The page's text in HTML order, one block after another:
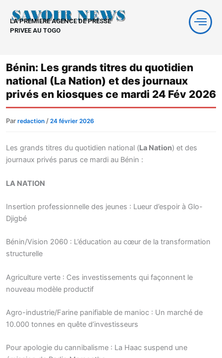
contenu
LA PREMIERE AGENCE DE PRESSE
PRIVEE AU TOGO
Bénin: Les grands titres du quotidien
national (La Nation) et des journaux
privés en kiosques ce mardi 24 Fév 2026
Par redaction / 24 février 2026
Les grands titres du quotidien national (La Nation) et des
journaux privés parus ce mardi au Bénin :
LA NATION
Insertion professionnelle des jeunes : Lueur d’espoir à Glo-
Djigbé
Bénin/Vision 2060 : L’éducation au cœur de la transformation
structurelle
Agriculture verte : Ces investissements qui façonnent le
nouveau modèle productif
Agro-industrie/Farine panifiable de manioc : Un marché de
10.000 tonnes en quête d’investisseurs
Pour apologie du cannibalisme : La Haac suspend une